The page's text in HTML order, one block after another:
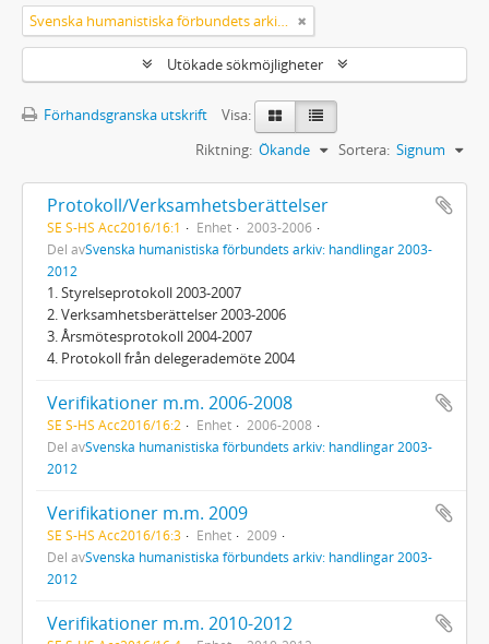
Svenska humanistiska förbundets arkiv: handlingar 2003-2012
Utökade sökmöjligheter
Förhandsgranska utskrift
Visa:
Sortera: Signum
Riktning: Ökande
Protokoll/Verksamhetsberättelser
SE S-HS Acc2016/16:1 Enhet
2003-2006
Del avSvenska humanistiska förbundets arkiv: handlingar 2003-
2012
1. Styrelseprotokoll 2003-2007
2. Verksamhetsberättelser 2003-2006
3. Årsmötesprotokoll 2004-2007
4. Protokoll från delegerademöte 2004
Verifikationer m.m. 2006-2008
SE S-HS Acc2016/16:2 Enhet
2006-2008
Del avSvenska humanistiska förbundets arkiv: handlingar 2003-
2012
Verifikationer m.m. 2009
SE S-HS Acc2016/16:3 Enhet
2009
Del avSvenska humanistiska förbundets arkiv: handlingar 2003-
2012
Verifikationer m.m. 2010-2012